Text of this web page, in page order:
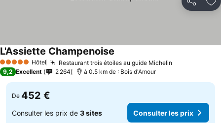
Partager
5 Étoiles Hôtel Restaurant trois étoiles au guide Michelin
L'Assiette Champenoise
9,2 Excellent 2 264 à 0.5 km de : Bois d'Amour
De 452 €
Consulter les prix de 3 sites Consulter les prix